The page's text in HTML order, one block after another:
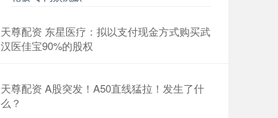
天尊配资 东星医疗：拟以支付现金方式购买武
汉医佳宝90%的股权
天尊配资 A股突发！A50直线猛拉！发生了什
么？